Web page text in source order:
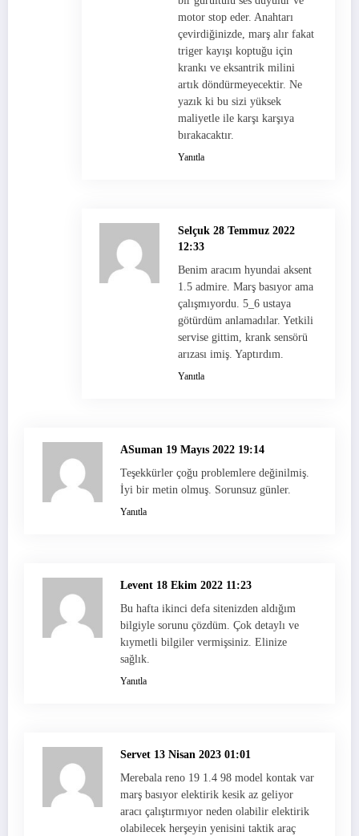
motor stop eder. Anahtarı
çevirdiğinizde, marş alır fakat
triger kayışı koptuğu için
krankı ve eksantrik milini
artık döndürmeyecektir. Ne
yazık ki bu sizi yüksek
maliyetle ile karşı karşıya
bırakacaktır.
Yanıtla
Selçuk 28 Temmuz 2022
12:33
Benim aracım hyundai aksent
1.5 admire. Marş basıyor ama
çalışmıyordu. 5_6 ustaya
götürdüm anlamadılar. Yetkili
servise gittim, krank sensörü
arızası imiş. Yaptırdım.
Yanıtla
ASuman 19 Mayıs 2022 19:14
Teşekkürler çoğu problemlere değinilmiş.
İyi bir metin olmuş. Sorunsuz günler.
Yanıtla
Levent 18 Ekim 2022 11:23
Bu hafta ikinci defa sitenizden aldığım
bilgiyle sorunu çözdüm. Çok detaylı ve
kıymetli bilgiler vermişsiniz. Elinize
sağlık.
Yanıtla
Servet 13 Nisan 2023 01:01
Merebala reno 19 1.4 98 model kontak var
marş basıyor elektirik kesik az geliyor
aracı çalıştırmıyor neden olabilir elektirik
olabilecek herşeyin yenisini taktik araç